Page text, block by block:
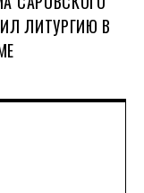
ЛИТУРГИЮ В